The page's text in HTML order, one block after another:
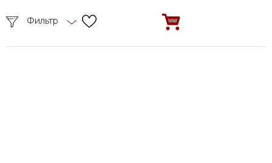
Фильтр